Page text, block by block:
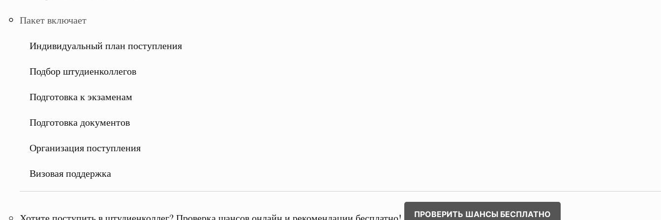
Пакет включает
Индивидуальный план поступления
Подбор штудиенколлегов
Подготовка к экзаменам
Подготовка документов
Организация поступления
Визовая поддержка
ПРОВЕРИТЬ ШАНСЫ БЕСПЛАТНО